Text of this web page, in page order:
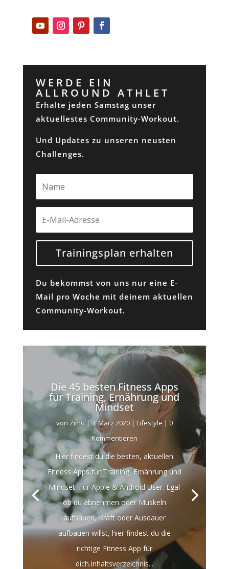
WERDE EIN
ALLROUND ATHLET
Erhalte jeden Samstag unser
aktuellestes Community-Workout.
Und Updates zu unseren neusten
Challenges.
Trainingsplan erhalten
Du bekommst von uns nur eine E-
Mail pro Woche mit deinem aktuellen
Community-Workout.
Die 45 besten Fitness Apps
für Training, Ernährung und
Mindset
von Zimo|3. März 2020| Lifestyle | 0
Kommentieren
Hier findest du die besten, aktuellen
Fitness Apps für Training, Ernährung und
Mindset. Für Apple & Android User. Egal
ob du abnehmen oder Muskeln
aufbauen, Kraft oder Ausdauer
aufbauen willst, hier findest du die
richtige Fitness App für
dich.Inhaltsverzeichnis...